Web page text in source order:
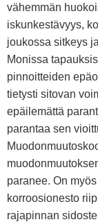
vähemmän
iskunkestävyys,
joukossa sitkeys
Monissa
pinnoitteiden
tietysti sitovan
epäilemättä
parantaa sen
paranee. On
korroosionesto
rajapinnan